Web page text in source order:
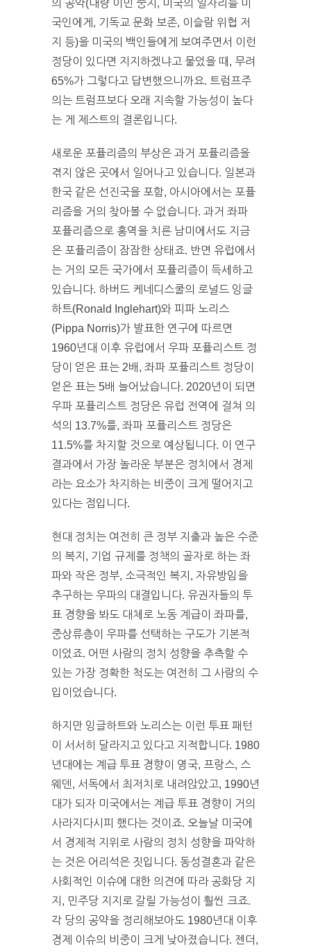
의 공약(대량 이민 중지, 미국의 일자리를 미
국인에게, 기독교 문화 보존, 이슬람 위협 저
지 등)을 미국의 백인들에게 보여주면서 이런
정당이 있다면 지지하겠냐고 물었을 때, 무려
65%가 그렇다고 답변했으니까요. 트럼프주
의는 트럼프보다 오래 지속할 가능성이 높다
는 게 제스트의 결론입니다.
새로운 포퓰리즘의 부상은 과거 포퓰리즘을
겪지 않은 곳에서 일어나고 있습니다. 일본과
한국 같은 선진국을 포함, 아시아에서는 포퓰
리즘을 거의 찾아볼 수 없습니다. 과거 좌파
포퓰리즘으로 홍역을 치른 남미에서도 지금
은 포퓰리즘이 잠잠한 상태죠. 반면 유럽에서
는 거의 모든 국가에서 포퓰리즘이 득세하고
있습니다. 하버드 케네디스쿨의 로널드 잉글
하트(Ronald Inglehart)와 피파 노리스
(Pippa Norris)가 발표한 연구에 따르면
1960년대 이후 유럽에서 우파 포퓰리스트 정
당이 얻은 표는 2배, 좌파 포퓰리스트 정당이
얻은 표는 5배 늘어났습니다. 2020년이 되면
우파 포퓰리스트 정당은 유럽 전역에 걸쳐 의
석의 13.7%를, 좌파 포퓰리스트 정당은
11.5%를 차지할 것으로 예상됩니다. 이 연구
결과에서 가장 놀라운 부분은 정치에서 경제
라는 요소가 차지하는 비중이 크게 떨어지고
있다는 점입니다.
현대 정치는 여전히 큰 정부 지출과 높은 수준
의 복지, 기업 규제를 정책의 골자로 하는 좌
파와 작은 정부, 소극적인 복지, 자유방임을
추구하는 우파의 대결입니다. 유권자들의 투
표 경향을 봐도 대체로 노동 계급이 좌파를,
중상류층이 우파를 선택하는 구도가 기본적
이었죠. 어떤 사람의 정치 성향을 추측할 수
있는 가장 정확한 척도는 여전히 그 사람의 수
입이었습니다.
하지만 잉글하트와 노리스는 이런 투표 패턴
이 서서히 달라지고 있다고 지적합니다. 1980
년대에는 계급 투표 경향이 영국, 프랑스, 스
웨덴, 서독에서 최저치로 내려앉았고, 1990년
대가 되자 미국에서는 계급 투표 경향이 거의
사라지다시피 했다는 것이죠. 오늘날 미국에
서 경제적 지위로 사람의 정치 성향을 파악하
는 것은 어리석은 짓입니다. 동성결혼과 같은
사회적인 이슈에 대한 의견에 따라 공화당 지
지, 민주당 지지로 갈릴 가능성이 훨씬 크죠.
각 당의 공약을 정리해보아도 1980년대 이후
경제 이슈의 비중이 크게 낮아졌습니다. 젠더,